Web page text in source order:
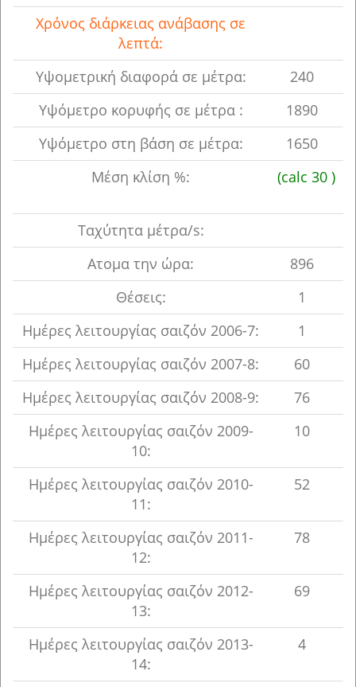
Χρόνος διάρκειας ανάβασης σε
λεπτά:
Υψoμετρική διαφορά σε μέτρα:
240
Υψόμετρο κορυφής σε μέτρα :
1890
Υψόμετρο στη βάση σε μέτρα:
1650
Μέση κλίση %:
(calc 30 )
Ταχύτητα μέτρα/s:
Ατομα την ώρα:
896
Θέσεις:
1
Ημέρες λειτουργίας σαιζόν 2006-7:
1
Ημέρες λειτουργίας σαιζόν 2007-8:
60
Ημέρες λειτουργίας σαιζόν 2008-9:
76
Ημέρες λειτουργίας σαιζόν 2009-
10:
10
Ημέρες λειτουργίας σαιζόν 2010-
11:
52
Ημέρες λειτουργίας σαιζόν 2011-
12:
78
Ημέρες λειτουργίας σαιζόν 2012-
13:
69
Ημέρες λειτουργίας σαιζόν 2013-
14:
4